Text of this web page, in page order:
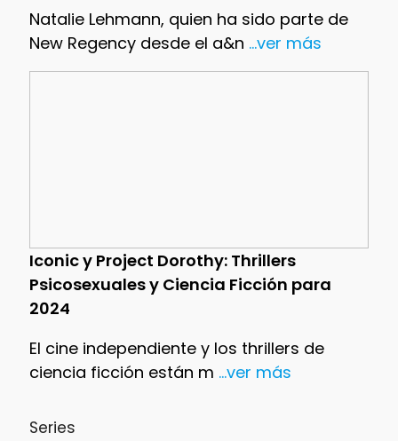
Natalie Lehmann, quien ha sido parte de
New Regency desde el a&n ...ver más
Iconic y Project Dorothy: Thrillers
Psicosexuales y Ciencia Ficción para
2024
El cine independiente y los thrillers de
ciencia ficción están m ...ver más
Series